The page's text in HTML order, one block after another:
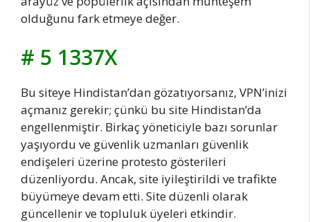
olduğunu fark etmeye değer.
# 5 1337X
Bu siteye Hindistan’dan gözatıyorsanız, VPN’inizi
açmanız gerekir; çünkü bu site Hindistan’da
engellenmiştir. Birkaç yöneticiyle bazı sorunlar
yaşıyordu ve güvenlik uzmanları güvenlik
endişeleri üzerine protesto gösterileri
düzenliyordu. Ancak, site iyileştirildi ve trafikte
büyümeye devam etti. Site düzenli olarak
güncellenir ve topluluk üyeleri etkindir.